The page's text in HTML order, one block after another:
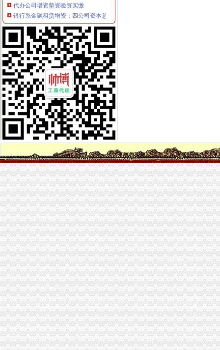
银行系金融租赁增资：四公司资本总和增长逾2倍-行业动态-添富资讯-
雏鹰农牧：关于对子公司增资的公告_牛财经
亿利能源关于向甘肃光热发电有限公司增资并向其提供建设资金借款的
[收购]五洲交通：关于广西五洲交通股份有限公司增资收购广西堂汉锌
上新街公司增资
[公告]宝胜股份：关于对四川金瑞电工有限责任公司进行增资的公告-[中
【58同城】上新街证件笔译_上新街证件笔译公司
杭州解百关于向杭州全程国际健康管理中心有限公司增资暨关联交
中小企业融资的萧山经验-普通经济学-百科全书-价值中国网
国开行增资“擦边球”-《财经网》
南岸周边公司增资
中交中央公园_重庆中交中央公园详-重庆搜狐焦点网
万科联手金地增资璞悦山项目金地持股比例33%-南京365淘房
()拟收购青岛红星物流实业有限责任公司部分股权并拟增资
重庆宗申动力机械股份有限公司对外投资暨关联交易公告_生意宝
(12/13)晚间沪深上市公司重大事项公告新快递_东方财富网
海棠溪公司增资
1009证券信息（转载）_股市论谈_论坛_天涯社区
【重庆海棠溪IT服务管理招聘网_IT服务管理招聘信息】-重庆智联招聘
（上接B006版）_证券时报网
海棠溪鲜花店
重庆南岸海棠溪院长招聘_宠才网
弹子石公司增资
重庆柯言置业代理有限责任公司二手房子石店附近宾馆_重庆柯言置
重庆燃气（）_公司公告_重庆燃气集团股份有限公司年报摘要
重庆燃气：关于控股股东签订战略合作协议的公告_重庆燃气（
携手ENGIE集团重庆燃气开发分布式能源项目-中国金融信息网
重庆心连心州通信有限公司子石店
茶园新区公司增资
重庆市茶园新区建设开发（集团）有限公司-阿土伯企业名录
重庆到家了网络科技有限公司南岸区茶园新区分公司_【电话地址_招聘
重庆南岸区茶园新区韵达快递公司电话、地址、速递派送范围网点分布
从危旧房改造看“重庆模式”
【重庆南岸茶园新区清洁公司渝诚绿环保客户至上】价格_厂家_图